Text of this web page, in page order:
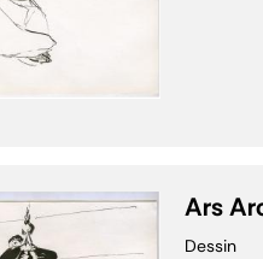
Ars
Dessin